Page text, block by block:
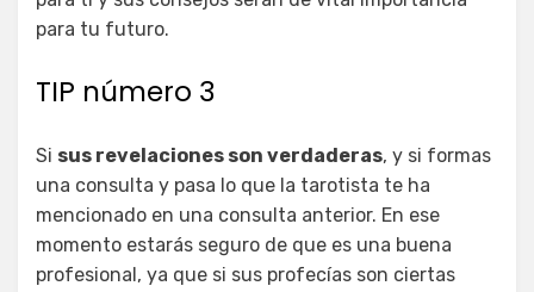
para tu futuro.
TIP número 3
Si sus revelaciones son verdaderas, y si formas
una consulta y pasa lo que la tarotista te ha
mencionado en una consulta anterior. En ese
momento estarás seguro de que es una buena
profesional, ya que si sus profecías son ciertas